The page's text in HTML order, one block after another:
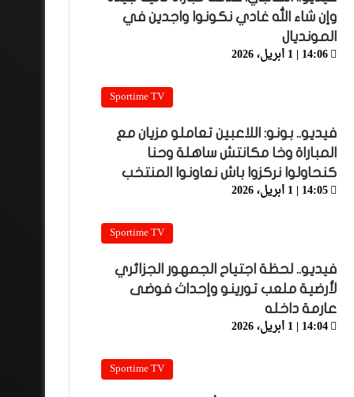
وإن شاء الله غادي نكونوا واجدين في
المونديال
14:06 | 1 أبريل، 2026
Sportime TV
فيديو.. بونو: اللاعبين تعاملو مزيان مع
المباراة وخا مكانتش ساهلة وحنا
كنحاولوا نركزوا باش نعاونوا المنتخب
14:05 | 1 أبريل، 2026
Sportime TV
فيديو.. لحظة اجتياح الجمهور الجزائري
لأرضية ملعب تورينو وإحداث فوضى
عارمة داخله
14:04 | 1 أبريل، 2026
Sportime TV